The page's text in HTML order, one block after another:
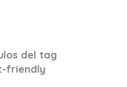
del tag
friendly